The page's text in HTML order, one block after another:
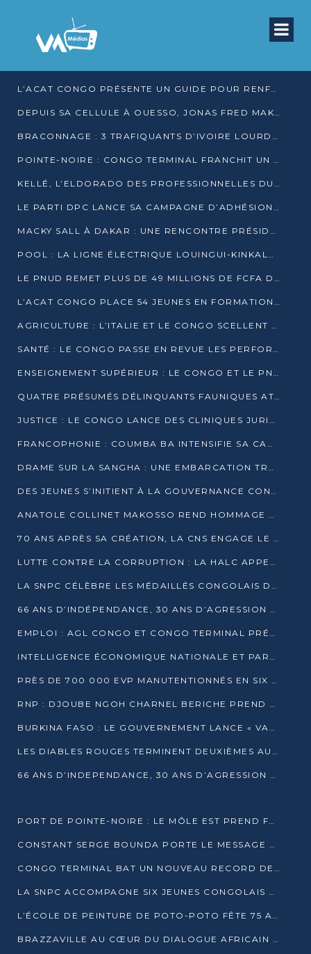
L’ACAT CONGO PRÉSENTE UN GUIDE POUR RENFORCER LES GARANTIES JUDICIAIRES EN GARDE À VUE
DEPUIS SA CELLULE À OUESSO, JONAS FRED MAKITA DÉNONCE CE QU’IL QUALIFIE DE DÉNI DE JUSTICE
BRACONNAGE : 3 TRAFIQUANTS D’IVOIRE LOURDEMENT CONDAMNÉS À DJAMBALA
POINTE-NOIRE : CONGO TERMINAL FRANCHIT UN CAP HISTORIQUE AVEC 99 MOUVEMENTS/HEURE
KELLÉ, L’ELDORADO DES PROFESSIONNELLES DU SEXE
LE PARTI DPC LANCE SA CAMPAGNE D’ADHÉSIONS ET VEUT STRUCTURER SA PRÉSENCE DANS LES 15 DÉPARTEMENTS
MACKY SALL À DAKAR : UNE RENCONTRE PRÉSIDENTIELLE QUI DIVISE L’OPINION SÉNÉGALAISE
POOL : LA LIGNE ÉLECTRIQUE LOUINGUI-KINKALA-BOKO MISE EN SERVICE
LE PNUD REMET PLUS DE 49 MILLIONS DE FCFA D’ÉQUIPEMENTS POUR ACCÉLÉRER LA NUMÉRISATION DU SYSTÈME DE SANTÉ
L’ACAT CONGO PLACE 54 JEUNES EN FORMATION PROFESSIONNELLE
AGRICULTURE : L’ITALIE ET LE CONGO SCELLENT UN PARTENARIAT POUR UNE PRODUCTION LOCALE DURABLE
SANTÉ : LE CONGO PASSE EN REVUE LES PERFORMANCES DE SES HÔPITAUX À MI-PARCOURS
ENSEIGNEMENT SUPÉRIEUR : LE CONGO ET LE PNUD VEULENT RAPPROCHER LA FORMATION UNIVERSITAIRE DES BESOINS DU MARCHÉ DE L’EMPLOI
QUATRE PRÉSUMÉS DÉLINQUANTS FAUNIQUES ATTENDUS DEVANT LA JUSTICE POUR TRAFIC D’IVOIRE
JUSTICE : LE CONGO LANCE DES CLINIQUES JURIDIQUES POUR RAPPROCHER LE DROIT DES CITOYENS
FRANCOPHONIE : COUMBA BA INTENSIFIE SA CAMPAGNE POUR LA SUCCESSION À LA TÊTE DE L’OIF
DRAME SUR LA SANGHA : UNE EMBARCATION TRANSPORTANT DES FIDÈLES DE « NZAMBÉ YA L’HUILE » FAIT NAUFRAGE À OUESSO
DES JEUNES S’INITIENT À LA GOUVERNANCE CONTINENTALE À BRAZZAVILLE
ANATOLE COLLINET MAKOSSO REND HOMMAGE À JEAN-PAUL PIGASSE
70 ANS APRÈS SA CRÉATION, LA CNS ENGAGE LE VIRAGE DE LA DIGITALISATION
LUTTE CONTRE LA CORRUPTION : LA HALC APPELLE À PASSER DES DISCOURS AUX ACTES
LA SNPC CÉLÈBRE LES MÉDAILLÉS CONGOLAIS DES OLYMPIADES PANAFRICAINES DE MATHÉMATIQUES 2026
66 ANS D’INDÉPENDANCE, 30 ANS D’AGRESSION RWANDAISE : 4 PRÉSIDENCES, UN ÉCHEC COLLECTIF
EMPLOI : AGL CONGO ET CONGO TERMINAL PRÉSÉLECTIONNENT PLUS DE 70 JEUNES À POINTE-NOIRE
INTELLIGENCE ÉCONOMIQUE NATIONALE ET PARTENARIATS INTERNATIONAUX : VERS UNE DOCTRINE SOUVERAINE DE SÉCURITÉ ÉCONOMIQUE
PRÈS DE 700 000 EVP MANUTENTIONNÉS EN SIX MOIS PAR CONGO TERMINAL
RNP : DJOUBE NGOH CHARNEL BERICHE PREND LES RÊNES DU PARTI
BURKINA FASO : LE GOUVERNEMENT LANCE « VACANCES UTILES 2026 » POUR FORMER LES ÉLÈVES À 15 MÉTIERS
LES DIABLES ROUGES TERMINENT DEUXIÈMES AU CHAMPIONNAT D’AFRIQUE ZONE 3
66 ANS D’INDEPENDANCE, 30 ANS D’AGRESSION RWAN DAISE : 4 PRESIDENCES, UN ECHEC COLLECTIF
PORT DE POINTE-NOIRE : LE MÔLE EST PREND FORME ET VISE LES GÉANTS DES MERS
CONSTANT SERGE BOUNDA PORTE LE MESSAGE DE COMPASSION DE DENIS SASSOU NGUESSO EN IRAN
CONGO TERMINAL BAT UN NOUVEAU RECORD DE PRODUCTIVITÉ AU PORT DE POINTE-NOIRE
LA SNPC ACCOMPAGNE SIX JEUNES CONGOLAIS AUX OLYMPIADES PANAFRICAINES DE MATHÉMATIQUES
L’ÉCOLE DE PEINTURE DE POTO-POTO FÊTE 75 ANS AU SERVICE DE L’ART CONGOLAIS
BRAZZAVILLE AU CŒUR DU DIALOGUE AFRICAIN SUR LES OBJECTIFS DE DÉVELOPPEMENT DURABLE